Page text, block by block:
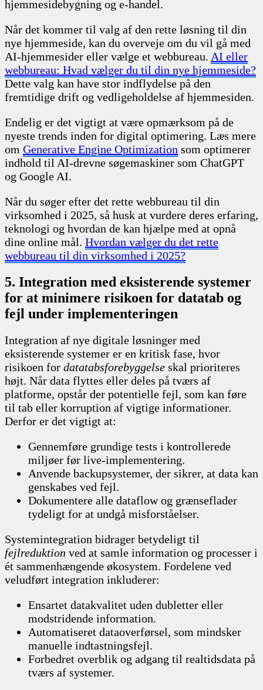
hjemmesidebygning og e-handel.
Når det kommer til valg af den rette løsning til din
nye hjemmeside, kan du overveje om du vil gå med
AI-hjemmesider eller vælge et webbureau. AI eller
webbureau: Hvad vælger du til din nye hjemmeside?
Dette valg kan have stor indflydelse på den
fremtidige drift og vedligeholdelse af hjemmesiden.
Endelig er det vigtigt at være opmærksom på de
nyeste trends inden for digital optimering. Læs mere
om Generative Engine Optimization som optimerer
indhold til AI-drevne søgemaskiner som ChatGPT
og Google AI.
Når du søger efter det rette webbureau til din
virksomhed i 2025, så husk at vurdere deres erfaring,
teknologi og hvordan de kan hjælpe med at opnå
dine online mål. Hvordan vælger du det rette
webbureau til din virksomhed i 2025?
5. Integration med eksisterende systemer
for at minimere risikoen for datatab og
fejl under implementeringen
Integration af nye digitale løsninger med
eksisterende systemer er en kritisk fase, hvor
risikoen for datatabsforebyggelse skal prioriteres
højt. Når data flyttes eller deles på tværs af
platforme, opstår der potentielle fejl, som kan føre
til tab eller korruption af vigtige informationer.
Derfor er det vigtigt at:
Gennemføre grundige tests i kontrollerede
miljøer før live-implementering.
Anvende backupsystemer, der sikrer, at data kan
genskabes ved fejl.
Dokumentere alle dataflow og grænseflader
tydeligt for at undgå misforståelser.
Systemintegration bidrager betydeligt til
fejlreduktion ved at samle information og processer i
ét sammenhængende økosystem. Fordelene ved
veludført integration inkluderer:
Ensartet datakvalitet uden dubletter eller
modstridende information.
Automatiseret dataoverførsel, som mindsker
manuelle indtastningsfejl.
Forbedret overblik og adgang til realtidsdata på
tværs af systemer.